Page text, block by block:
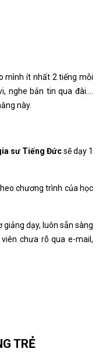
mình ít nhất 2 tiếng mỗi
nghe bản tin qua đài….
này.
sư Tiếng Đứcsẽ dạy 1
chương trình của học
dạy, luôn sẵn sàng
chưa rõ qua e-mail,
TRẺ